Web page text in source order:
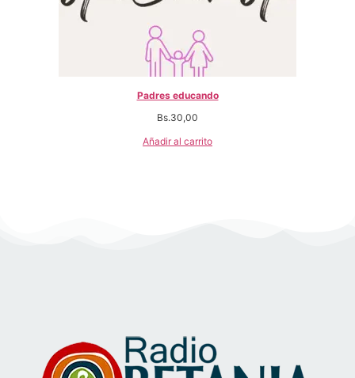
Padres educando
Bs.30,00
Añadir al carrito